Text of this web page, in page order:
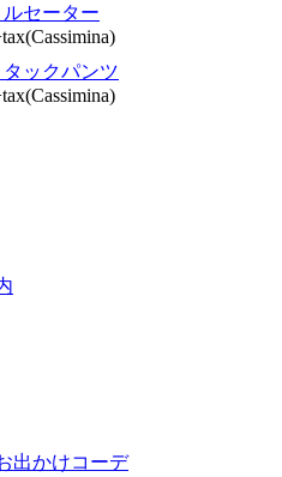
セーター
ックパンツ
出かけコーデ